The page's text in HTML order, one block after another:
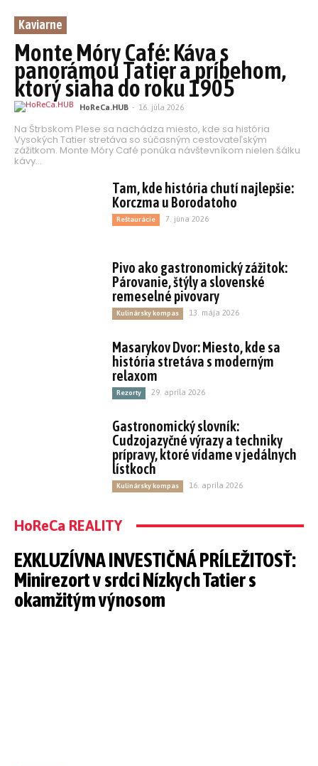
Kaviarne
Monte Móry Café: Káva s
panorámou Tatier a príbehom,
ktorý siaha do roku 1905
HoReCa.HUB - 16. júla 2026
Na Štrbskom Plese sa nachádza miesto, kde sa história
Vysokých Tatier stretáva so súčasným cestovateľským
zážitkom. Monte Móry Café ponúka návštevníkom nielen šálku
kávy...
Tam, kde história chutí najlepšie:
Korczma u Borodatoho
Reštaurácie 7. júna 2026
Pivo ako gastronomický zážitok:
Párovanie, štýly a slovenské
remeselné pivovary
Kulinársky kompas 13. mája 2026
Masarykov Dvor: Miesto, kde sa
história stretáva s moderným
relaxom
Rezorty 29. apríla 2026
Gastronomický slovník:
Cudzojazyčné výrazy a techniky
prípravy, ktoré vídame v jedálnych
lístkoch
Kulinársky kompas 16. apríla 2026
HoReCa REALITY
EXKLUZÍVNA INVESTIČNÁ PRÍLEŽITOSŤ:
Minirezort v srdci Nízkych Tatier s
okamžitým výnosom